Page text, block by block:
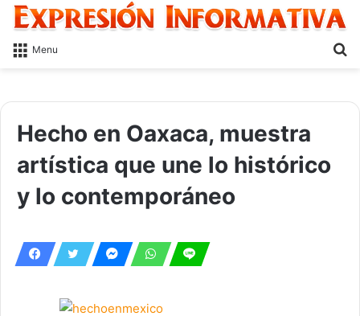
Menu
Hecho en Oaxaca, muestra
artística que une lo histórico
y lo contemporáneo